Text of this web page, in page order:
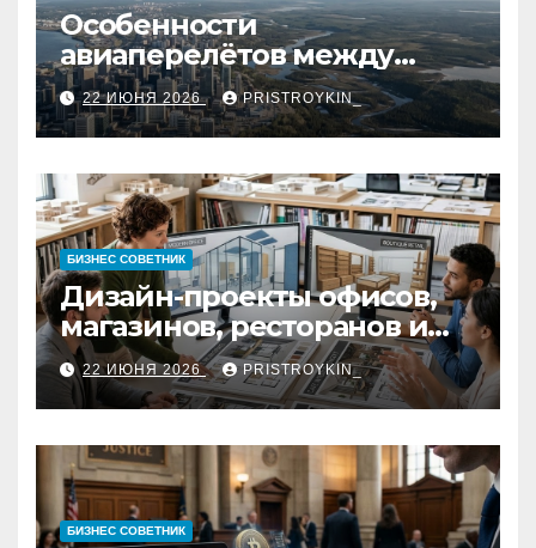
Особенности
авиаперелётов между
европейской частью
страны и дальневосточным
регионом
22 ИЮНЯ 2026 PRISTROYKIN_
БИЗНЕС СОВЕТНИК
Дизайн-проекты офисов,
магазинов, ресторанов и
кафе: концепция, 3D-
визуализация, рабочие
чертежи и документация
22 ИЮНЯ 2026 PRISTROYKIN_
БИЗНЕС СОВЕТНИК